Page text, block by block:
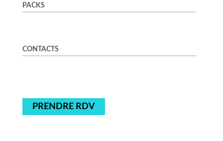
PACKS
CONTACTS
PRENDRE RDV